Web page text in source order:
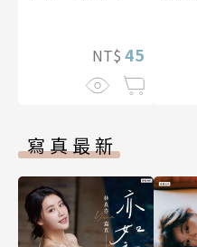
NT$ 45
寫真最新